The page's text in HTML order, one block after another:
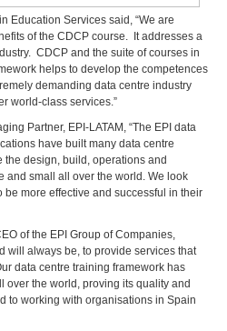
Education Services said, “We are
of the CDCP course. It addresses a
CDCP and the suite of courses in
helps to develop the competences
demanding data centre industry
world-class services.”
Partner, EPI-LATAM, “The EPI data
have built many data centre
design, build, operations and
and small all over the world. We look
more effective and successful in their
of the EPI Group of Companies,
will always be, to provide services that
data centre training framework has
over the world, proving its quality and
to working with organisations in Spain